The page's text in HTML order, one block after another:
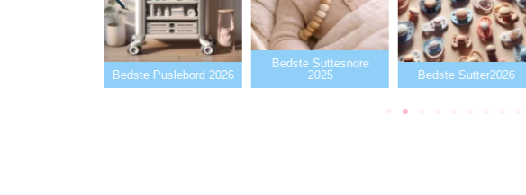
Bedste Puslebord 2026
Bedste Suttesnore
2025
Bedste Sutter2026